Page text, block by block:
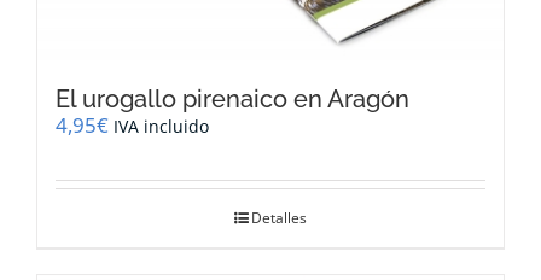
El urogallo pirenaico en Aragón
4,95€ IVA incluido
Detalles